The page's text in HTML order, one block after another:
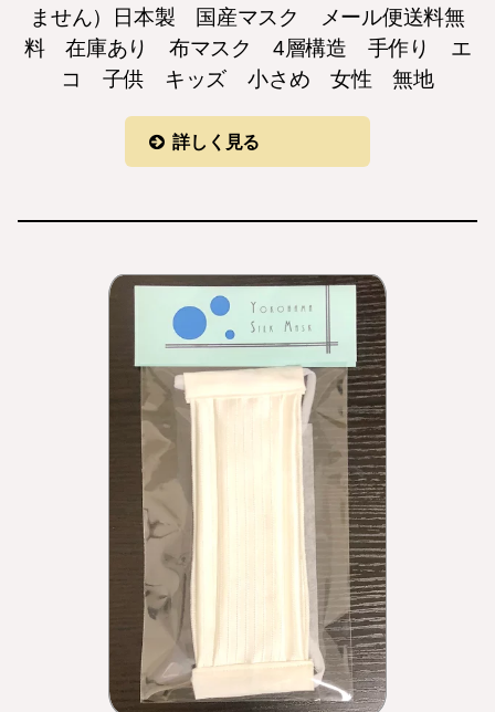
ません）日本製 国産マスク メール便送料無
料 在庫あり 布マスク 4層構造 手作り エ
コ 子供 キッズ 小さめ 女性 無地
詳しく見る